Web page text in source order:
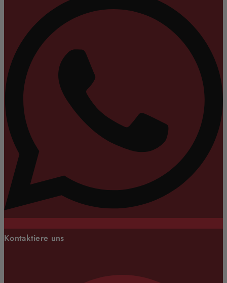
Kontaktiere uns